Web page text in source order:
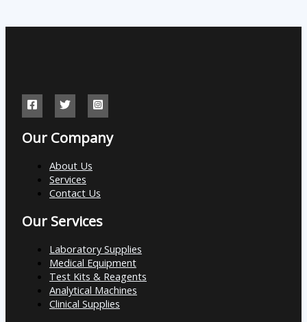
Our Company
About Us
Services
Contact Us
Our Services
Laboratory Supplies
Medical Equipment
Test Kits & Reagents
Analytical Machines
Clinical Supplies